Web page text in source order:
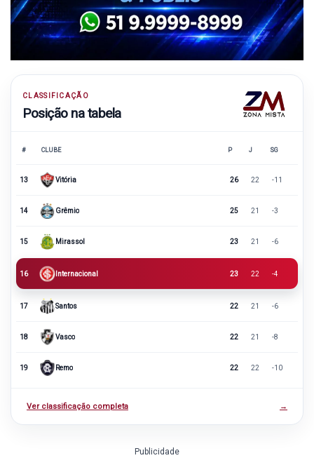
CLASSIFICAÇÃO
Posição na tabela
# CLUBE P J SG
13 Vitória 26 22 -11
14 Grêmio 25 21 -3
15 Mirassol 23 21 -6
16 Internacional 23 22 -4
17 Santos 22 21 -6
18 Vasco 22 21 -8
19 Remo 22 22 -10
Ver classificação completa →
Publicidade